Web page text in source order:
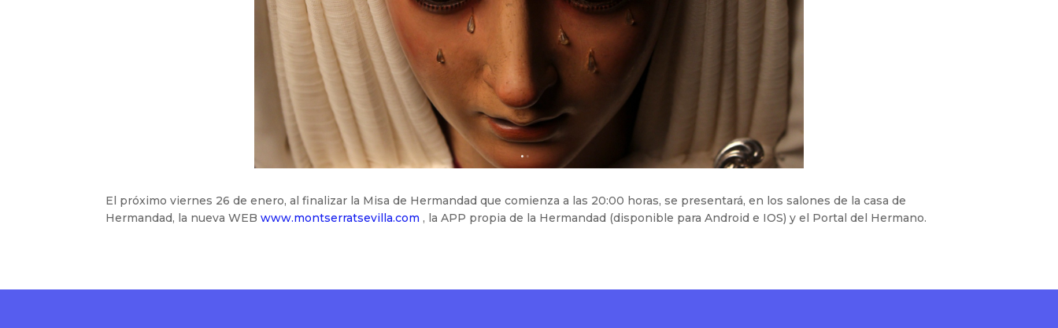
El próximo viernes 26 de enero, al finalizar la Misa de Hermandad que comienza a las 20:00 horas, se presentará, en los salones de la casa de
Hermandad, la nueva WEBwww.montserratsevilla.com , la APP propia de la Hermandad (disponible para Android e IOS) y el Portal del Hermano.